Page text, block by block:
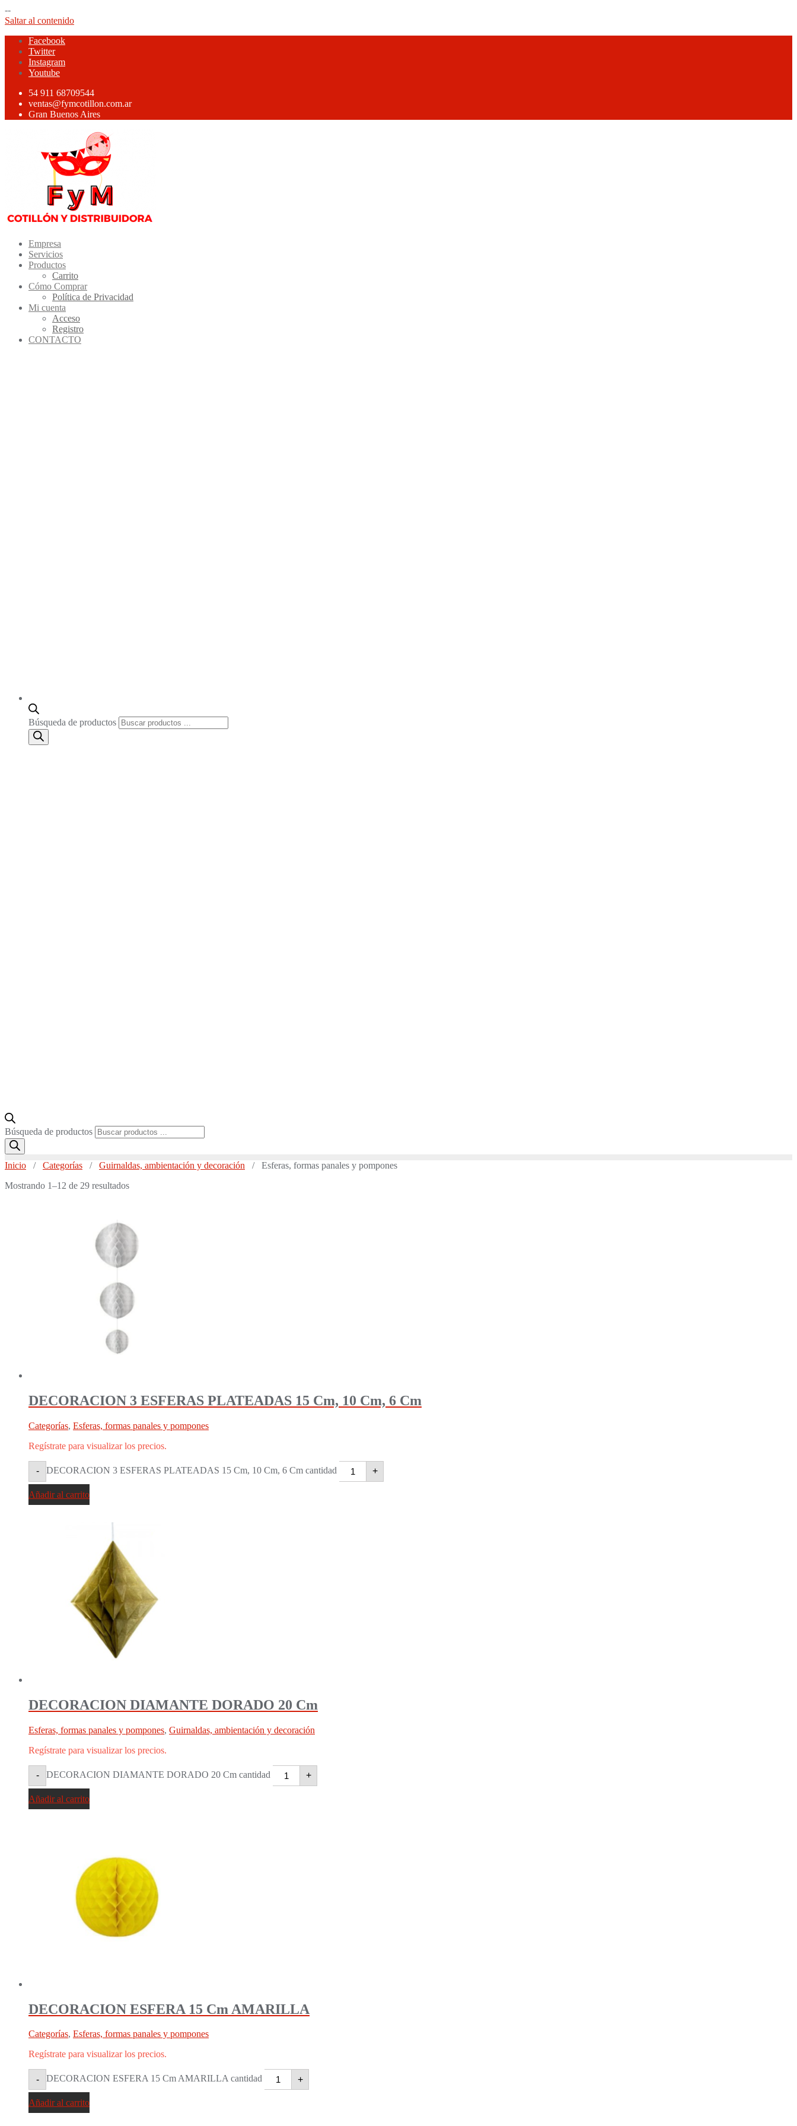
--
Saltar al contenido
Facebook
Twitter
Instagram
Youtube
54 911 68709544
ventas@fymcotillon.com.ar
Gran Buenos Aires
Empresa
Servicios
Productos
Carrito
Cómo Comprar
Política de Privacidad
Mi cuenta
Acceso
Registro
CONTACTO
Búsqueda de productos
Búsqueda de productos
Inicio / Categorías / Guirnaldas, ambientación y decoración / Esferas, formas panales y pompones
Mostrando 1–12 de 29 resultados
DECORACION 3 ESFERAS PLATEADAS 15 Cm, 10 Cm, 6 Cm
Categorías, Esferas, formas panales y pompones
Regístrate para visualizar los precios.
- DECORACION 3 ESFERAS PLATEADAS 15 Cm, 10 Cm, 6 Cm cantidad +
Añadir al carrito
DECORACION DIAMANTE DORADO 20 Cm
Esferas, formas panales y pompones, Guirnaldas, ambientación y decoración
Regístrate para visualizar los precios.
- DECORACION DIAMANTE DORADO 20 Cm cantidad +
Añadir al carrito
DECORACION ESFERA 15 Cm AMARILLA
Categorías, Esferas, formas panales y pompones
Regístrate para visualizar los precios.
- DECORACION ESFERA 15 Cm AMARILLA cantidad +
Añadir al carrito